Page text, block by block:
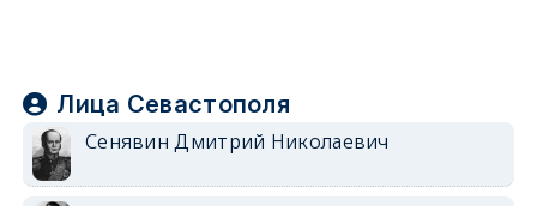
Лица Севастополя
Сенявин Дмитрий Николаевич